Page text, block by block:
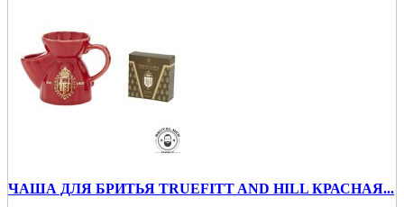
ЧАША ДЛЯ БРИТЬЯ TRUEFIТT AND HILL КРАСНАЯ...